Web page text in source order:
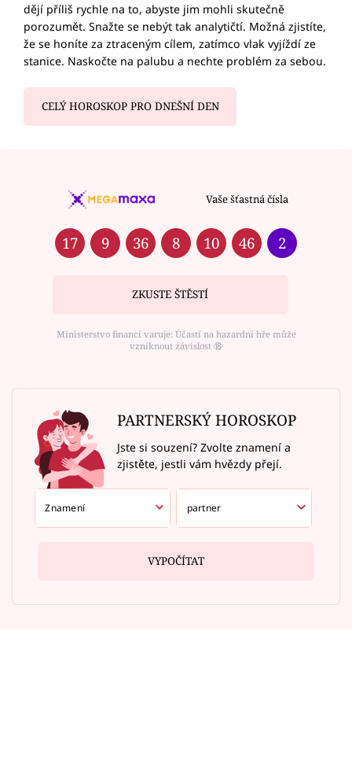
dějí příliš rychle na to, abyste jim mohli skutečně
porozumět. Snažte se nebýt tak analytičtí. Možná zjistíte,
že se honíte za ztraceným cílem, zatímco vlak vyjíždí ze
stanice. Naskočte na palubu a nechte problém za sebou.
CELÝ HOROSKOP PRO DNEŠNÍ DEN
Vaše šťastná čísla
17 9 36 8 10 46 2
ZKUSTE ŠTĚSTÍ
Ministerstvo financí varuje: Účastí na hazardní hře může
vzniknout závislost ⑱
PARTNERSKÝ HOROSKOP
Jste si souzení? Zvolte znamení a
zjistěte, jestli vám hvězdy přejí.
VYPOČÍTAT